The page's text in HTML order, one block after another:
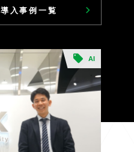
導入事例一覧
AI